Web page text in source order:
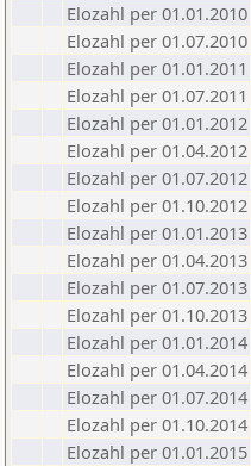
Elozahl per 01.01.2010
Elozahl per 01.07.2010
Elozahl per 01.01.2011
Elozahl per 01.07.2011
Elozahl per 01.01.2012
Elozahl per 01.04.2012
Elozahl per 01.07.2012
Elozahl per 01.10.2012
Elozahl per 01.01.2013
Elozahl per 01.04.2013
Elozahl per 01.07.2013
Elozahl per 01.10.2013
Elozahl per 01.01.2014
Elozahl per 01.04.2014
Elozahl per 01.07.2014
Elozahl per 01.10.2014
Elozahl per 01.01.2015